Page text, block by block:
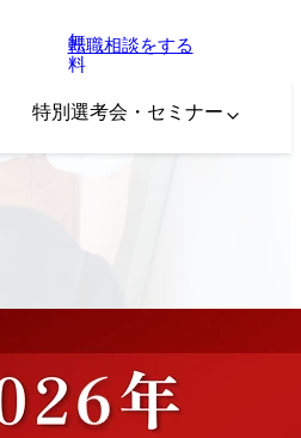
無
料
転職相談をする
特別選考会・セミナー